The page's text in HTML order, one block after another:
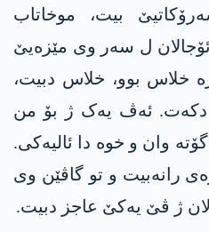
بیت، موخاتاب
ئۆجالان ل سەر وی مێزەیێ
خلاس بوو، خلاس دبیت،
دکەت. ئەڤ یەک ژ بۆ من
وان و خوە دا ئالیەکی.
رانەبیت و تو گاڤێن وی
ژ ڤێ یەکێ عاجز دبیت.